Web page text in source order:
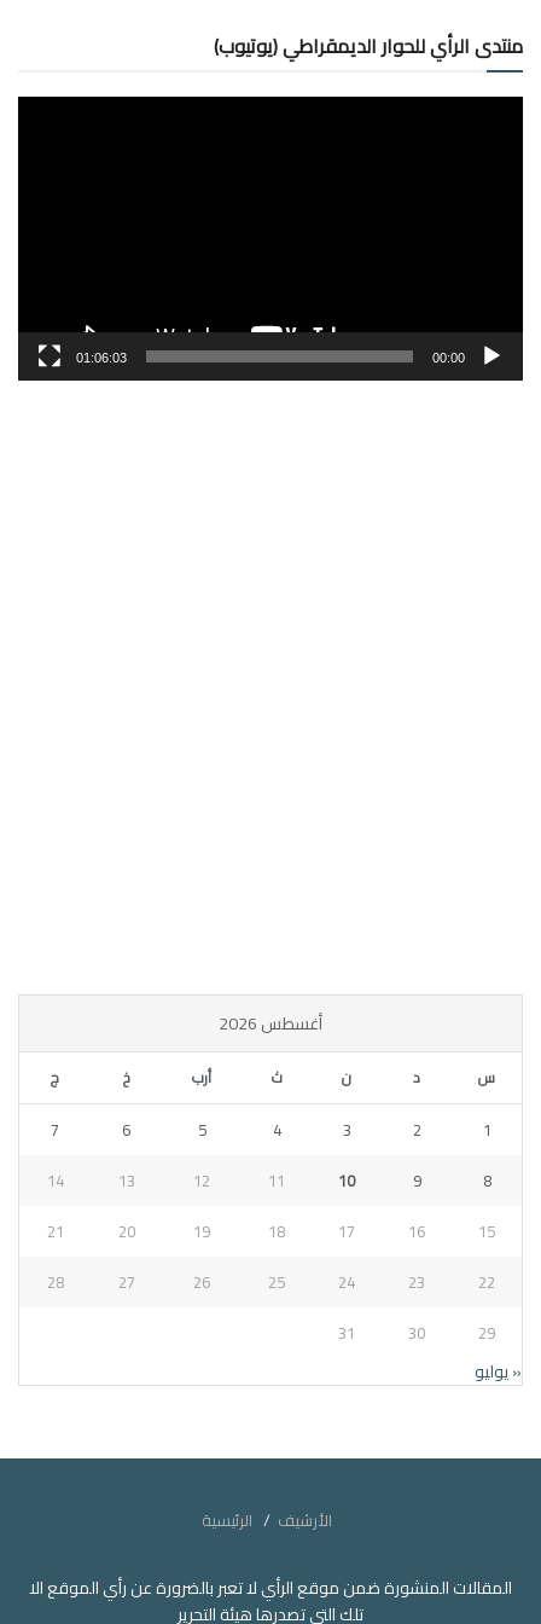
منتدى الرأي للحوار الديمقراطي (يوتيوب)
00:00
01:06:03
أغسطس 2026
س د ن ث أرب خ ج
1
2
3
4
5
6
7
8
9
10
11
12
13
14
15
16
17
18
19
20
21
22
23
24
25
26
27
28
29
30
31
« يوليو
الأرشيف الرئيسية
المقالات المنشورة ضمن موقع الرأي لا تعبر بالضرورة عن رأي الموقع الا
تلك التي تصدرها هيئة التحرير